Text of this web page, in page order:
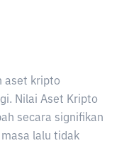
aset kripto
Nilai Aset Kripto
secara signifikan
lalu tidak